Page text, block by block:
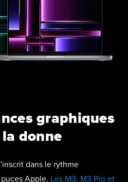
graphiques
donne
dans le rythme
Apple. Les M3, M3 Pro et